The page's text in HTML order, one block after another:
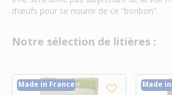
d’œufs pour se nourrir de ce “bonbon”.
Notre sélection de litières :
Made in France Made